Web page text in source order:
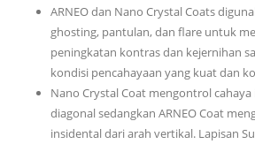
ARNEO dan Nano Crystal Coats
ghosting, pantulan, dan flare untuk
peningkatan kontras dan kejernihan
kondisi pencahayaan yang kuat dan
Nano Crystal Coat mengontrol
diagonal sedangkan ARNEO Coat
insidental dari arah vertikal. Lapisan